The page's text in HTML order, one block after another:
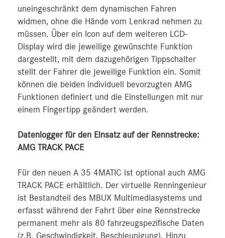
uneingeschränkt dem dynamischen Fahren
widmen, ohne die Hände vom Lenkrad nehmen zu
müssen. Über ein Icon auf dem weiteren LCD-
Display wird die jeweilige gewünschte Funktion
dargestellt, mit dem dazugehörigen Tippschalter
stellt der Fahrer die jeweilige Funktion ein. Somit
können die beiden individuell bevorzugten AMG
Funktionen definiert und die Einstellungen mit nur
einem Fingertipp geändert werden.
Datenlogger für den Einsatz auf der Rennstrecke:
AMG TRACK PACE
Für den neuen A 35 4MATIC ist optional auch AMG
TRACK PACE erhältlich. Der virtuelle Renningenieur
ist Bestandteil des MBUX Multimediasystems und
erfasst während der Fahrt über eine Rennstrecke
permanent mehr als 80 fahrzeugspezifische Daten
(z.B. Geschwindigkeit, Beschleunigung). Hinzu